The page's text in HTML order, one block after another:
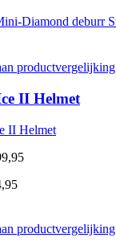
productvergelijking
II Helmet
productvergelijking